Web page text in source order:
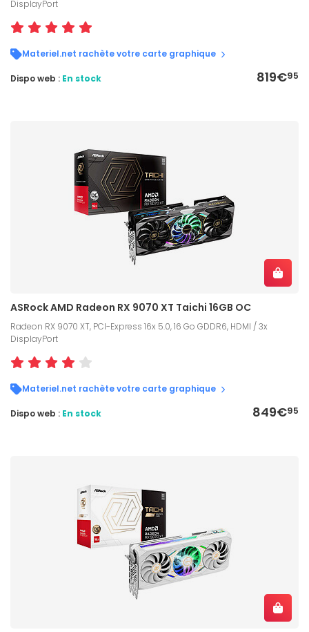
DisplayPort
Materiel.net rachète votre carte graphique
819€95
Dispo web : En stock
ASRock AMD Radeon RX 9070 XT Taichi 16GB OC
Radeon RX 9070 XT, PCI-Express 16x 5.0, 16 Go GDDR6, HDMI / 3x
DisplayPort
Materiel.net rachète votre carte graphique
849€95
Dispo web : En stock